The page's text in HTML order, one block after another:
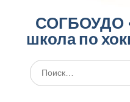
СОГБОУДО
школа по